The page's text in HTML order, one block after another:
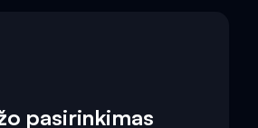
pasirinkimas